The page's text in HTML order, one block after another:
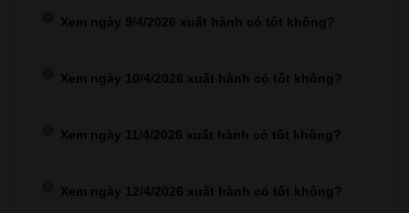
Xem ngày 9/4/2026 xuất hành có tốt không?
Xem ngày 10/4/2026 xuất hành có tốt không?
Xem ngày 11/4/2026 xuất hành có tốt không?
Xem ngày 12/4/2026 xuất hành có tốt không?